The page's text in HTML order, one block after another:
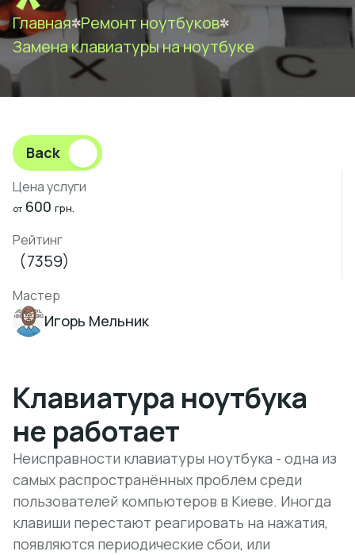
Главная Ремонт ноутбуков
Замена клавиатуры на ноутбуке
Back
Цена услуги
от 600 грн.
Рейтинг
(7359)
Мастер
Игорь Мельник
Клавиатура ноутбука
не работает
Неисправности клавиатуры ноутбука - одна из
самых распространённых проблем среди
пользователей компьютеров в Киеве. Иногда
клавиши перестают реагировать на нажатия,
появляются периодические сбои, или